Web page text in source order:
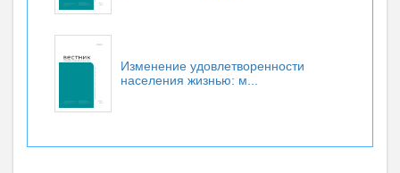
Изменение удовлетворенности
населения жизнью: м...